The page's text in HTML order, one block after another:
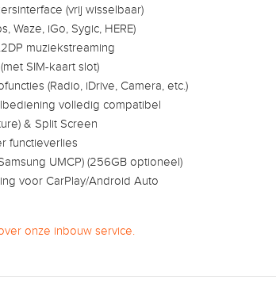
(vrij wisselbaar)
Waze, iGo, Sygic, HERE)
muziekstreaming
SIM-kaart slot)
(Radio, iDrive, Camera, etc.)
volledig compatibel
& Split Screen
functieverlies
UMCP) (256GB optioneel)
voor CarPlay/Android Auto
onze inbouw service.